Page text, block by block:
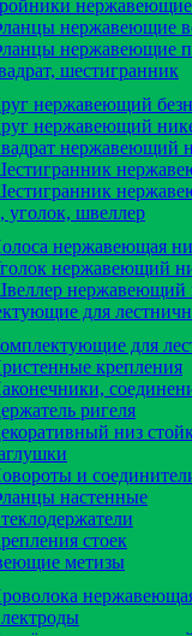
нержавеющие
нержавеющие
нержавеющие
шестигранник
нержавеющий
нержавеющий
нержавеющий
уголок, швеллер
нержавеющая
нержавеющий
нержавеющий
для
для
крепления
ригеля
низ
и
настенные
стоек
метизы